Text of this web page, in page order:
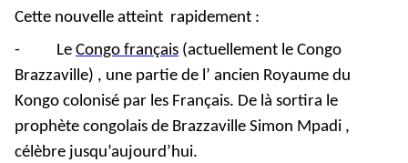
Cette nouvelle atteint rapidement :
- Le Congo français (actuellement le Congo
Brazzaville) , une partie de l’ ancien Royaume du
Kongo colonisé par les Français. De là sortira le
prophète congolais de Brazzaville Simon Mpadi ,
célèbre jusqu’aujourd’hui.